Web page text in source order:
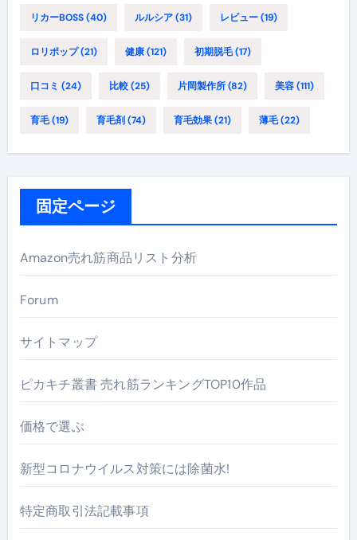
リカーBOSS(40) ルルシア(31) レビュー(19)
ロリポップ(21) 健康(121) 初期脱毛(17)
口コミ (24) 比較(25) 片岡製作所(82) 美容(111)
育毛(19) 育毛剤 (74) 育毛効果(21) 薄毛(22)
固定ページ
Amazon売れ筋商品リスト分析
Forum
サイトマップ
ピカキチ叢書 売れ筋ランキングTOP10作品
価格で選ぶ
新型コロナウイルス対策には除菌水!
特定商取引法記載事項